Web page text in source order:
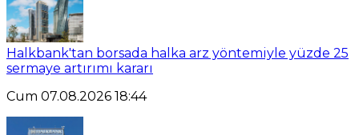
Halkbank'tan borsada halka arz yöntemiyle yüzde 25
sermaye artırımı kararı
Cum 07.08.2026 18:44